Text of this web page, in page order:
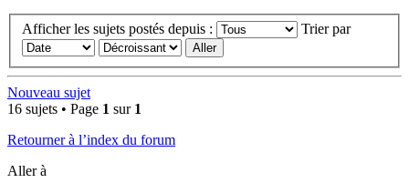
Afficher les sujets postés depuis : Trier par
Nouveau sujet
16 sujets • Page 1 sur 1
Retourner à l’index du forum
Aller à